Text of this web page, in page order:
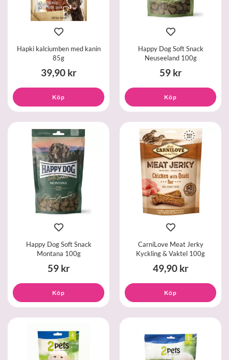
Hapki kalciumben med kanin
85g
39,90 kr
Köp
Happy Dog Soft Snack
Neuseeland 100g
59 kr
Köp
Happy Dog Soft Snack
Montana 100g
59 kr
Köp
CarniLove Meat Jerky
Kyckling & Vaktel 100g
49,90 kr
Köp